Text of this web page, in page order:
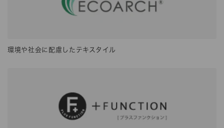
環境や社会に配慮したテキスタイル